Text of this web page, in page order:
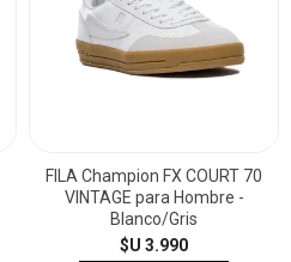
FILA Champion FX COURT 70
VINTAGE para Hombre -
Blanco/Gris
$U 3.990